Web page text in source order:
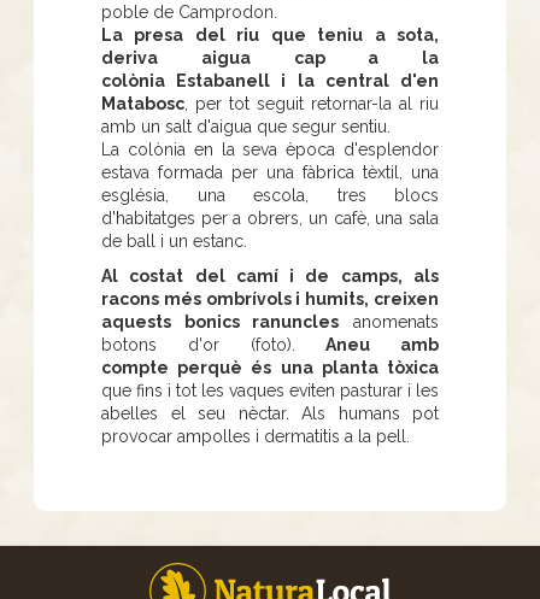
poble de Camprodon.
La presa del riu que teniu a sota,
deriva aigua cap a la
colònia Estabanell i la central d'en
Matabosc , per tot seguit retornar-la al riu
amb un salt d'aigua que segur sentiu.
La colònia en la seva època d'esplendor
estava formada per una fàbrica tèxtil, una
església, una escola, tres blocs
d'habitatges per a obrers, un cafè, una sala
de ball i un estanc.
Al costat del camí i de camps, als
racons més ombrívols i humits, creixen
aquests bonics ranuncles anomenats
botons d'or (foto).Aneu amb
compte perquè és una planta tòxica
que fins i tot les vaques eviten pasturar i les
abelles el seu nèctar. Als humans pot
provocar ampolles i dermatitis a la pell.